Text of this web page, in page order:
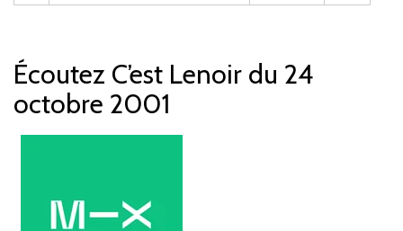
Écoutez C’est Lenoir du 24
octobre 2001